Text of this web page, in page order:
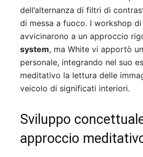
dell’alternanza di filtri di
di messa a fuoco. I workshop
avvicinarono a un approccio
system, ma White vi apportò
personale, integrando nel suo
meditativo la lettura delle
veicolo di significati interiori.
Sviluppo
approccio